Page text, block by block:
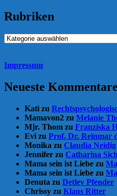
Rubriken
Rubriken
Impressum
Neueste Kommentare
Kati zu
Mamavon2 zu Melanie
Mjr. Thom zu Franziska
Evi zu Prof. Dr. Reinmar
Monika zu Claudia Neidig
Jennifer zu Catharina
Mama sein ist Liebe zu
Mama sein ist Liebe zu
Denuta zu Detlev Pfender
Chrissy zu Klaus Ritter